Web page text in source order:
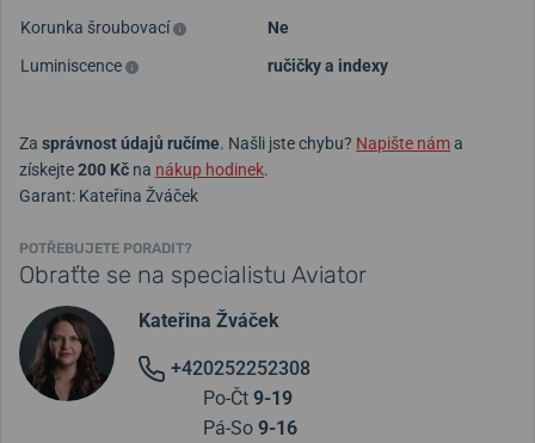
Korunka šroubovací
Ne
Luminiscence
ručičky a indexy
Za správnost údajů ručíme. Našli jste chybu? Napište náma
získejte200 Kč na nákup hodinek.
Garant: Kateřina Žváček
POTŘEBUJETE PORADIT?
Obraťte se na specialistu Aviator
Kateřina Žváček
+420252252308
Po-Čt 9-19
Pá-So 9-16